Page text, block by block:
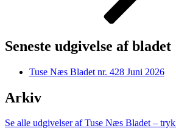
Seneste udgivelse af bladet
Tuse Næs Bladet nr. 428 Juni 2026
Arkiv
Se alle udgivelser af Tuse Næs Bladet – tryk